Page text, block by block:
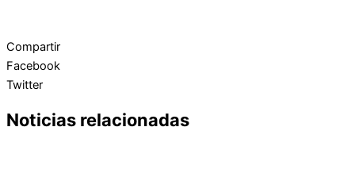
Compartir
Facebook
Twitter
Noticias relacionadas